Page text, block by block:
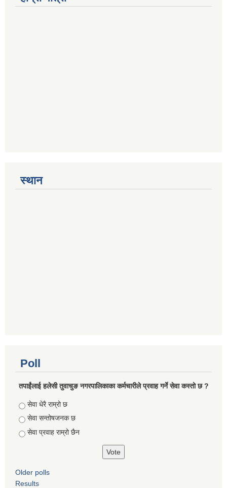
स्थान
Poll
तपाईंलाई हलेसी तुवाचुङ नगरपालिकाका कर्मचारीले प्रवाह गर्ने सेवा कस्तो छ ?
Choices
सेवा धेरै राम्रो छ
सेवा सन्तोषजनक छ
सेवा प्रवाह राम्रो छैन
Older polls
Results